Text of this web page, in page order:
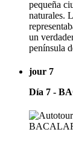
pequeña
naturales.
un
península
jour 7
Día 7 -